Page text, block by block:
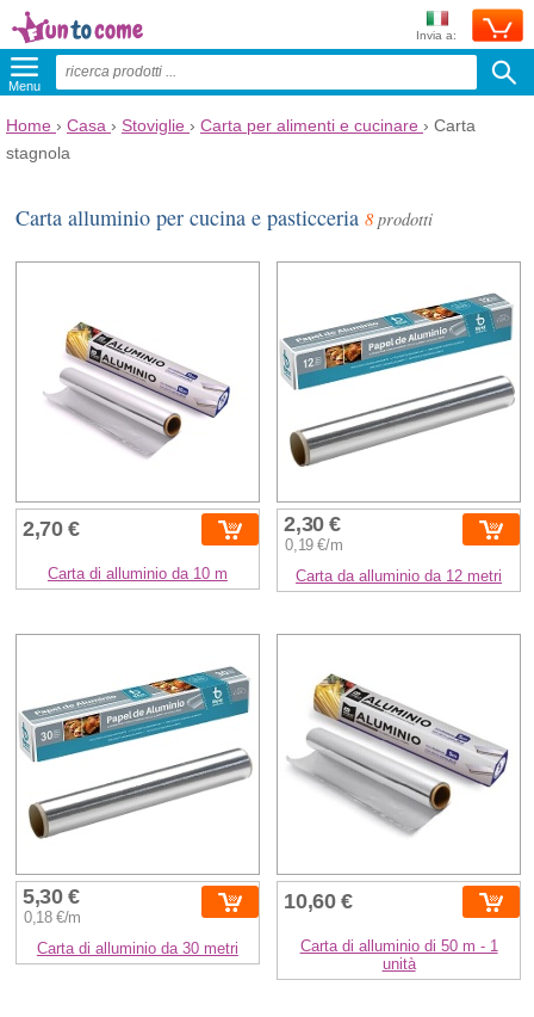
Invia a:
Menu
Home › Casa › Stoviglie › Carta per alimenti e cucinare › Carta
stagnola
Carta alluminio per cucina e pasticceria8 prodotti
2,70 €
Carta di alluminio da 10 m
2,30 €
0,19 €/m
Carta da alluminio da 12 metri
5,30 €
0,18 €/m
Carta di alluminio da 30 metri
10,60 €
Carta di alluminio di 50 m - 1
unità